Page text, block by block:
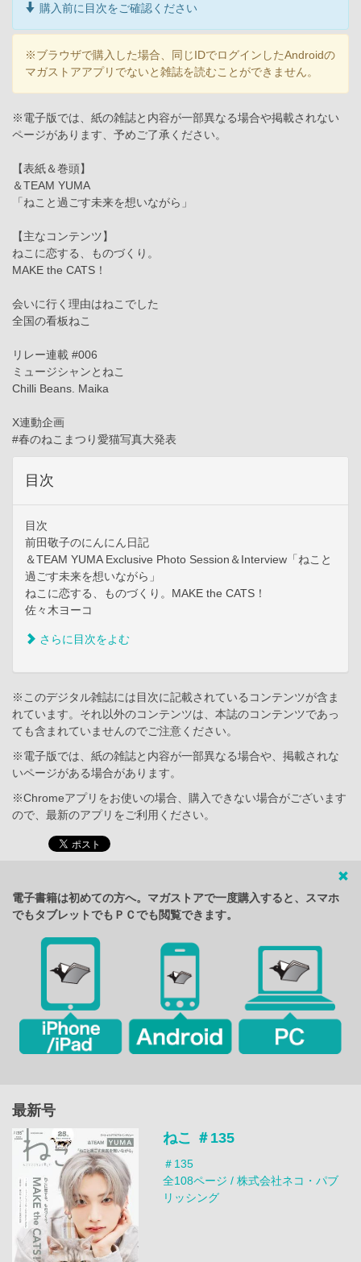
購入前に目次をご確認ください
※ブラウザで購入した場合、同じIDでログインしたAndroidの
マガストアアプリでないと雑誌を読むことができません。
※電子版では、紙の雑誌と内容が一部異なる場合や掲載されない
ページがあります、予めご了承ください。
【表紙＆巻頭】
＆TEAM YUMA
「ねこと過ごす未来を想いながら」
【主なコンテンツ】
ねこに恋する、ものづくり。
MAKE the CATS！
会いに行く理由はねこでした
全国の看板ねこ
リレー連載 #006
ミュージシャンとねこ
Chilli Beans. Maika
X連動企画
#春のねこまつり愛猫写真大発表
目次
目次
前田敬子のにんにん日記
＆TEAM YUMA Exclusive Photo Session＆Interview「ねこと
過ごす未来を想いながら」
ねこに恋する、ものづくり。MAKE the CATS！
佐々木ヨーコ
さらに目次をよむ
※このデジタル雑誌には目次に記載されているコンテンツが含ま
れています。それ以外のコンテンツは、本誌のコンテンツであっ
ても含まれていませんのでご注意ください。
※電子版では、紙の雑誌と内容が一部異なる場合や、掲載されな
いページがある場合があります。
※Chromeアプリをお使いの場合、購入できない場合がございます
ので、最新のアプリをご利用ください。
電子書籍は初めての方へ。マガストアで一度購入すると、スマホ
でもタブレットでもＰＣでも閲覧できます。
最新号
ねこ ＃135
＃135
全108ページ / 株式会社ネコ・パブ
リッシング